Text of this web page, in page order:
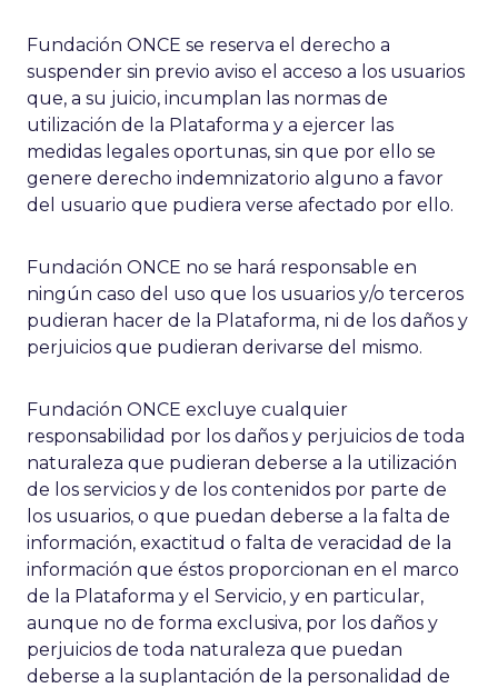
Fundación ONCE se reserva el derecho a
suspender sin previo aviso el acceso a los usuarios
que, a su juicio, incumplan las normas de
utilización de la Plataforma y a ejercer las
medidas legales oportunas, sin que por ello se
genere derecho indemnizatorio alguno a favor
del usuario que pudiera verse afectado por ello.
Fundación ONCE no se hará responsable en
ningún caso del uso que los usuarios y/o terceros
pudieran hacer de la Plataforma, ni de los daños y
perjuicios que pudieran derivarse del mismo.
Fundación ONCE excluye cualquier
responsabilidad por los daños y perjuicios de toda
naturaleza que pudieran deberse a la utilización
de los servicios y de los contenidos por parte de
los usuarios, o que puedan deberse a la falta de
información, exactitud o falta de veracidad de la
información que éstos proporcionan en el marco
de la Plataforma y el Servicio, y en particular,
aunque no de forma exclusiva, por los daños y
perjuicios de toda naturaleza que puedan
deberse a la suplantación de la personalidad de